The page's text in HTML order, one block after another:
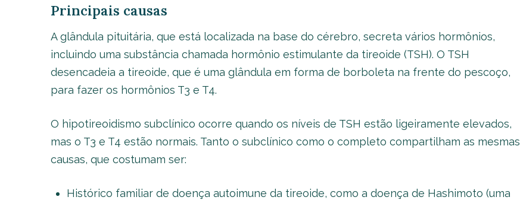
Principais causas
A glândula pituitária, que está localizada na base do cérebro, secreta vários hormônios,
incluindo uma substância chamada hormônio estimulante da tireoide (TSH). O TSH
desencadeia a tireoide, que é uma glândula em forma de borboleta na frente do pescoço,
para fazer os hormônios T3 e T4.
O hipotireoidismo subclínico ocorre quando os níveis de TSH estão ligeiramente elevados,
mas o T3 e T4 estão normais. Tanto o subclínico como o completo compartilham as mesmas
causas, que costumam ser:
Histórico familiar de doença autoimune da tireoide, como a doença de Hashimoto (uma